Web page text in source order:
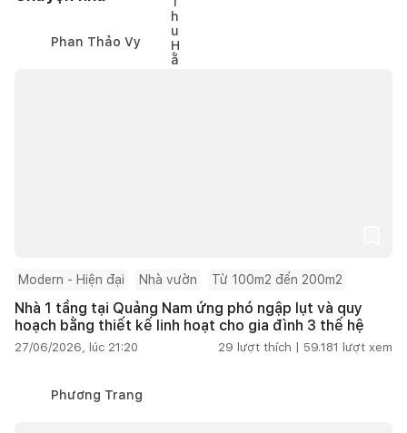
Phan Thảo Vy
Modern - Hiện đại Nhà vườn Từ 100m2 đến 200m2
Nhà 1 tầng tại Quảng Nam ứng phó ngập lụt và quy
hoạch bằng thiết kế linh hoạt cho gia đình 3 thế hệ
27/06/2026, lúc 21:20 29 lượt thích | 59.181 lượt xem
Phương Trang